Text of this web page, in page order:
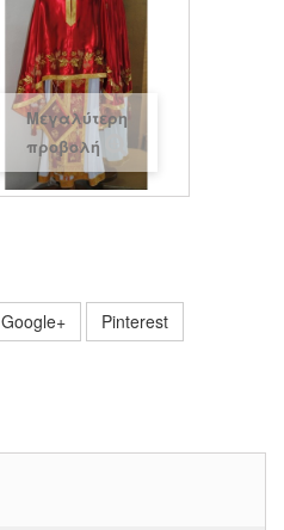
Μεγαλύτερη
προβολή
Google+ Pinterest